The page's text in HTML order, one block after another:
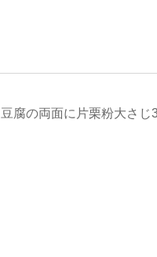
豆腐の両面に片栗粉大さじ